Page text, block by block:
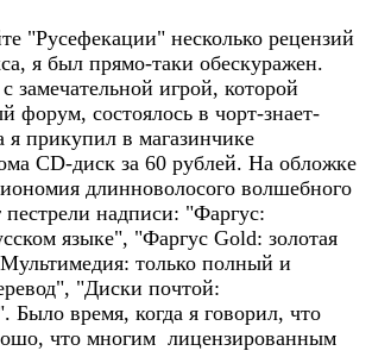
"Русефекации" несколько рецензий
я был прямо-таки обескуражен.
замечательной игрой, которой
форум, состоялось в чорт-знает-
я прикупил в магазинчике
CD-диск за 60 рублей. На обложке
длинноволосого волшебного
пестрели надписи: "Фаргус:
языке", "Фаргус Gold: золотая
только полный и
"Диски почтой:
Было время, когда я говорил, что
что многим лицензированным